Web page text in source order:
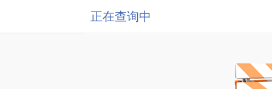
正在查询中